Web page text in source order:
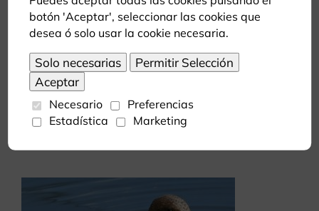
Cebra de Burchell
botón 'Aceptar', seleccionar las cookies que
desea ó solo usar la cookie necesaria.
Necesario
Preferencias
Estadística
Marketing